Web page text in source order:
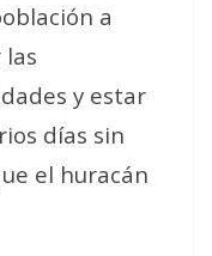
a
y estar
días sin
el huracán